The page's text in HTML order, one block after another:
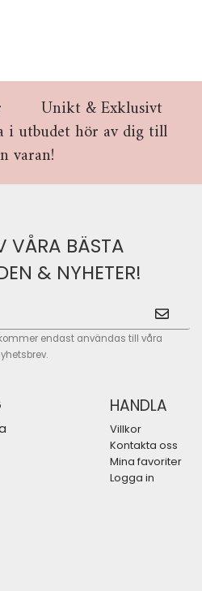
Unikt & Exklusivt
i utbudet hör av dig till
varan!
VÅRA BÄSTA
& NYHETER!
endast användas till våra
HANDLA
Villkor
Kontakta oss
Mina favoriter
Logga in